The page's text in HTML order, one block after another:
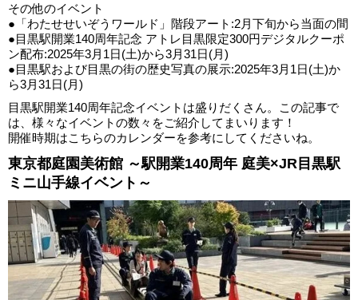
その他のイベント
●「わたせせいぞうワールド」階段アート:2月下旬から当面の間
●目黒駅開業140周年記念 アトレ目黒限定300円デジタルクーポ
ン配布:2025年3月1日(土)から3月31日(月)
●目黒駅および目黒の街の歴史写真の展示:2025年3月1日(土)か
ら3月31日(月)
目黒駅開業140周年記念イベントは盛りだくさん。この記事で
は、様々なイベントの数々をご紹介してまいります！
開催時期はこちらのカレンダーを参考にしてくださいね。
東京都庭園美術館 ～駅開業140周年 庭美×JR目黒駅
ミニ山手線イベント～